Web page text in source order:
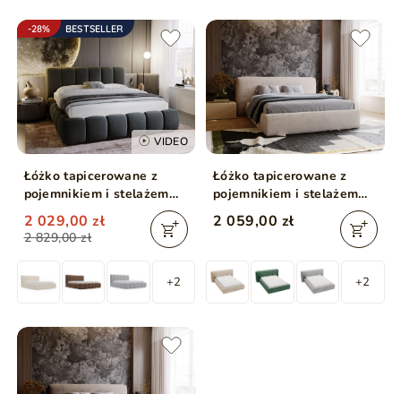
-28% BESTSELLER
VIDEO
Łóżko tapicerowane z
pojemnikiem i stelażem
180x200 Cloud Ciemny
szary
2 829,00 zł
2 029,00 zł
+2
Łóżko tapicerowane z
pojemnikiem i stelażem
180x200 cm Monza
Beżowe
2 059,00 zł
+2